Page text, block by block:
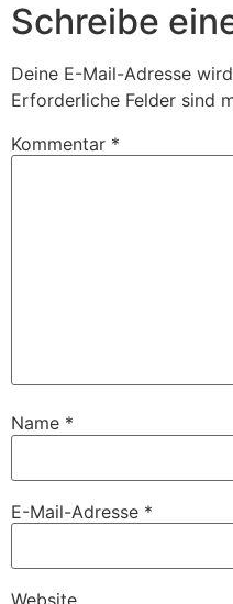
Schreibe
Deine E-Mail-Adresse
Erforderliche Felder sind
Kommentar *
Name *
E-Mail-Adresse *